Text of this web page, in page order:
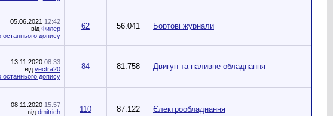
05.06.2021 12:42
від Филер 62 56.041 Бортові журнали
13.11.2020 08:33
від vectra20 84 81.758 Двигун та паливне обладнання
08.11.2020 15:57
від dmitrich 110 87.122 Єлектрообладнання